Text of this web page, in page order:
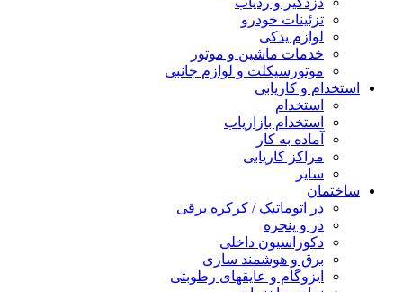
تزئینات خودرو
لوازم یدکی
خدمات ماشین و موتور
موتورسیکلت و لوازم جانبی
استخدام و کاریابی
استخدام
استخدام بازاریاب
آماده به کار
مراکز کاریابی
سایر
ساختمان
در اتوماتیک / کرکره برقی
در و پنجره
دکوراسیون داخلی
برق و هوشمند سازی
ایزوگام و عایقهای رطوبتی